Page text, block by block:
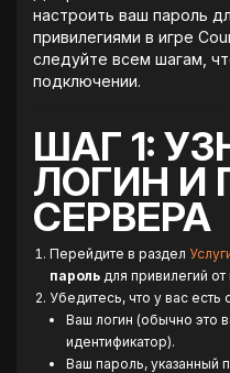
настроить ваш пароль
привилегиями в игре
следуйте всем шагам,
подключении.
ШАГ 1:
ЛОГИН И
СЕРВЕРА
Перейдите в раздел
пароль для привилегий
Убедитесь, что у вас
Ваш логин (обычно это
идентификатор).
Ваш пароль, указанный